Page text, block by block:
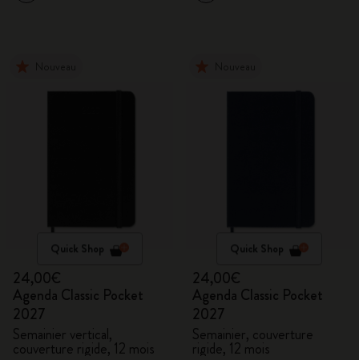
Quick Shop
24,00€
Agenda Classic Pocket
2027
Semainier vertical,
couverture rigide, 12 mois
Quick Shop
24,00€
Agenda Classic Pocket
2027
Semainier, couverture
rigide, 12 mois